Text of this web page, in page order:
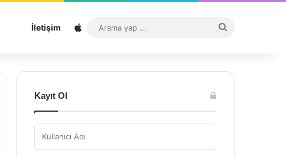
İletişim Sitemap
...
Kayıt Ol